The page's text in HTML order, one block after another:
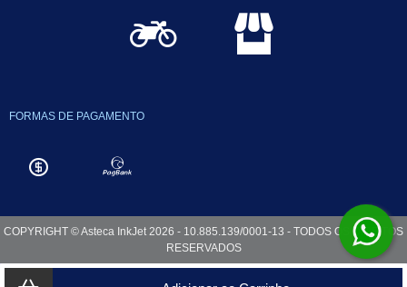
FORMAS DE PAGAMENTO
COPYRIGHT © Asteca InkJet 2026 - 10.885.139/0001-13 - TODOS OS DIREITOS
RESERVADOS